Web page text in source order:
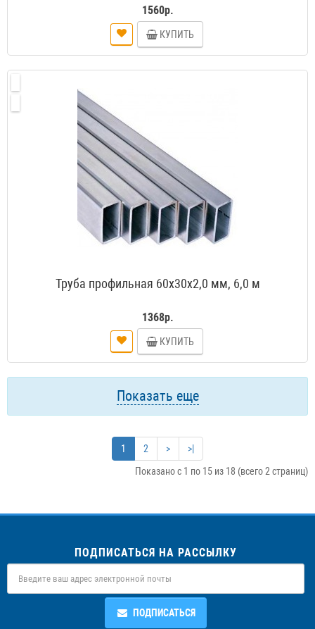
1560р.
КУПИТЬ
Труба профильная 60х30х2,0 мм, 6,0 м
1368р.
КУПИТЬ
Показать еще
1 2 >
>|
Показано с 1 по 15 из 18 (всего 2 страниц)
ПОДПИСАТЬСЯ НА РАССЫЛКУ
ПОДПИСАТЬСЯ